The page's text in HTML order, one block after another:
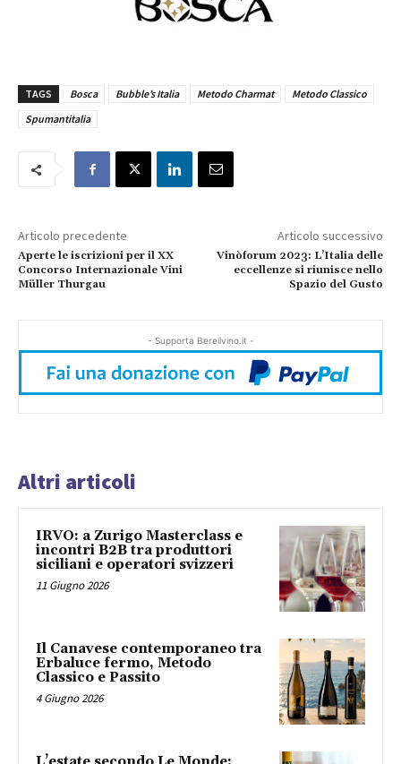
TAGS Bosca Bubble’s Italia Metodo Charmat
Metodo Classico
Spumantitalia
Articolo precedente
Aperte le iscrizioni per il XX
Concorso Internazionale Vini
Müller Thurgau
Articolo successivo
Vinòforum 2023: L’Italia delle
eccellenze si riunisce nello
Spazio del Gusto
- Supporta Bereilvino.it -
Altri articoli
IRVO: a Zurigo Masterclass e
incontri B2B tra produttori
siciliani e operatori svizzeri
11 Giugno 2026
Il Canavese contemporaneo tra
Erbaluce fermo, Metodo
Classico e Passito
4 Giugno 2026